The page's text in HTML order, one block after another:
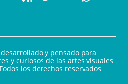
y pensado para
y curiosos de las artes visuales
los derechos reservados